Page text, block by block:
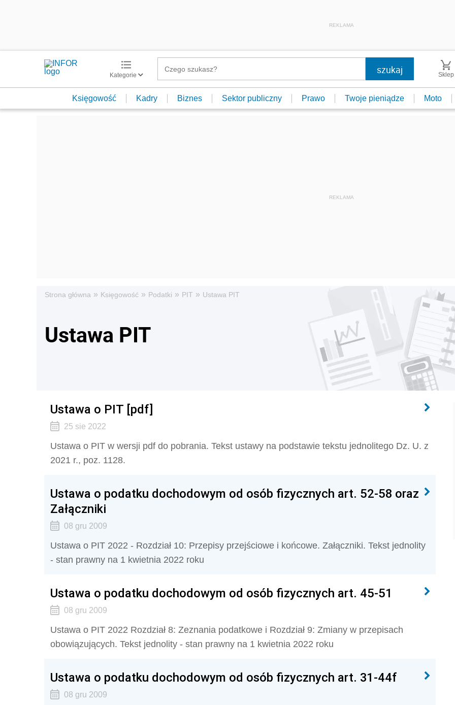
REKLAMA
Kategorie Sklep
Księgowość Kadry Biznes Sektor publiczny Prawo Twoje pieniądze Moto
Strona główna » Księgowość » Podatki » PIT » Ustawa PIT
Ustawa PIT
Ustawa o PIT [pdf]
25 sie 2022
Ustawa o PIT w wersji pdf do pobrania. Tekst ustawy na podstawie tekstu jednolitego Dz. U. z
2021 r., poz. 1128.
Ustawa o podatku dochodowym od osób fizycznych art. 52-58 oraz
Załączniki
08 gru 2009
Ustawa o PIT 2022 - Rozdział 10: Przepisy przejściowe i końcowe. Załączniki. Tekst jednolity
- stan prawny na 1 kwietnia 2022 roku
Ustawa o podatku dochodowym od osób fizycznych art. 45-51
08 gru 2009
Ustawa o PIT 2022 Rozdział 8: Zeznania podatkowe i Rozdział 9: Zmiany w przepisach
obowiązujących. Tekst jednolity - stan prawny na 1 kwietnia 2022 roku
Ustawa o podatku dochodowym od osób fizycznych art. 31-44f
08 gru 2009